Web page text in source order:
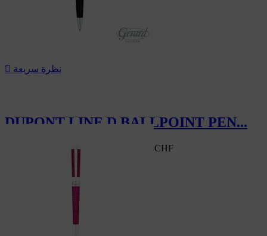
 نظرة سريعة
DUPONT LINE D BALLPOINT PEN...
سعر السوق495.00 CHF 346.50 CHF